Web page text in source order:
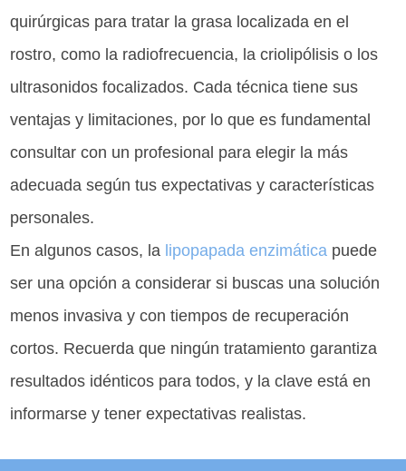
quirúrgicas para tratar la grasa localizada en el
rostro, como la radiofrecuencia, la criolipólisis o los
ultrasonidos focalizados. Cada técnica tiene sus
ventajas y limitaciones, por lo que es fundamental
consultar con un profesional para elegir la más
adecuada según tus expectativas y características
personales.
En algunos casos, la lipopapada enzimática puede
ser una opción a considerar si buscas una solución
menos invasiva y con tiempos de recuperación
cortos. Recuerda que ningún tratamiento garantiza
resultados idénticos para todos, y la clave está en
informarse y tener expectativas realistas.